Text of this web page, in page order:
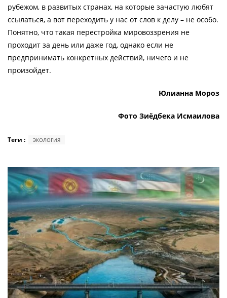
рубежом, в развитых странах, на которые зачастую любят
ссылаться, а вот переходить у нас от слов к делу – не особо.
Понятно, что такая перестройка мировоззрения не
проходит за день или даже год, однако если не
предпринимать конкретных действий, ничего и не
произойдет.
Юлианна Мороз
Фото Зиёдбека Исмаилова
Теги : ЭКОЛОГИЯ